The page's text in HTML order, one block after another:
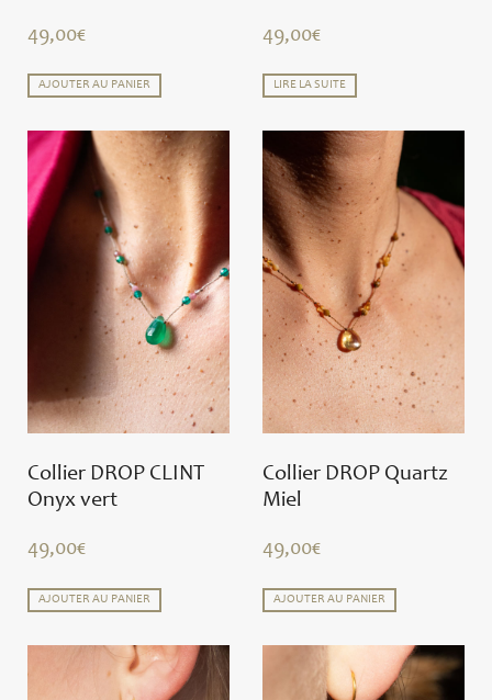
49,00€
AJOUTER AU PANIER
49,00€
LIRE LA SUITE
Collier DROP CLINT
Onyx vert
49,00€
AJOUTER AU PANIER
Collier DROP Quartz
Miel
49,00€
AJOUTER AU PANIER